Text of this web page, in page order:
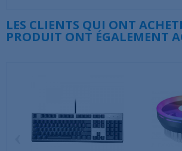
LES CLIENTS QUI ONT
PRODUIT ONT ÉGALEMENT